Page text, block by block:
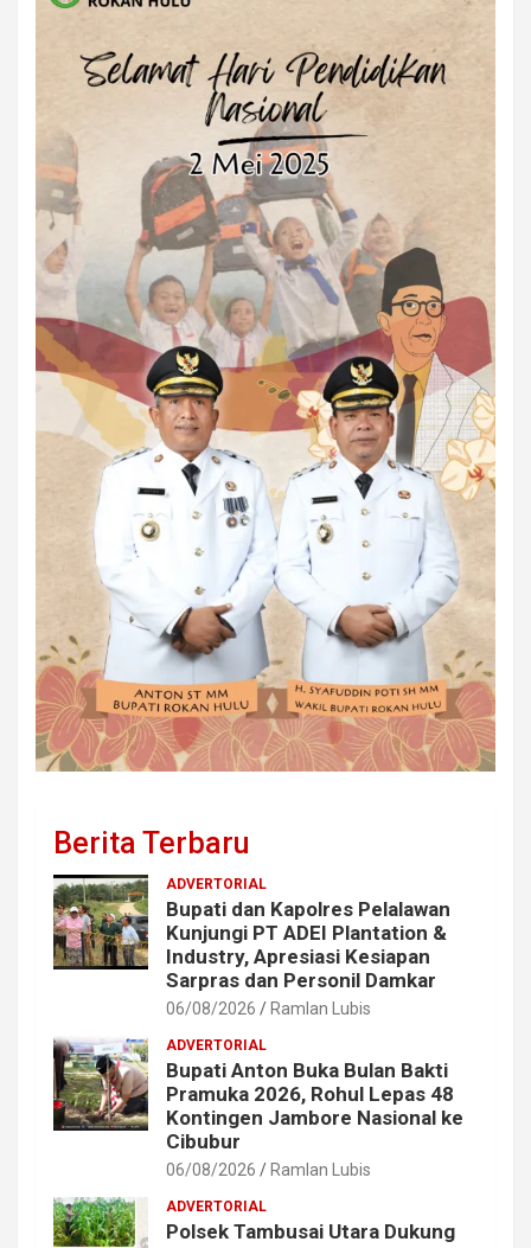
Berita Terbaru
ADVERTORIAL
Bupati dan Kapolres Pelalawan
Kunjungi PT ADEI Plantation &
Industry, Apresiasi Kesiapan
Sarpras dan Personil Damkar
06/08/2026 Ramlan Lubis
ADVERTORIAL
Bupati Anton Buka Bulan Bakti
Pramuka 2026, Rohul Lepas 48
Kontingen Jambore Nasional ke
Cibubur
06/08/2026 Ramlan Lubis
ADVERTORIAL
Polsek Tambusai Utara Dukung